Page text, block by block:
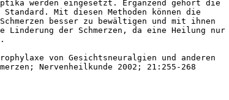
werden eingesetzt. Ergänzend gehört die
Mit diesen Methoden können die
besser zu bewältigen und mit ihnen
Linderung der Schmerzen, da eine Heilung
von Gesichtsneuralgien und anderen
Nervenheilkunde 2002; 21:255-268